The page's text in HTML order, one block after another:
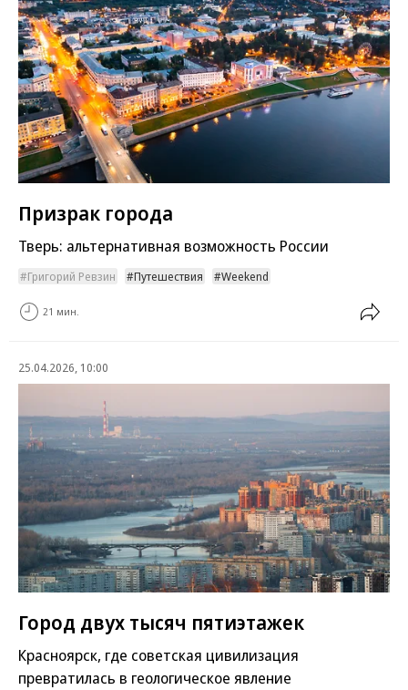
Призрак города
Тверь: альтернативная возможность России
Григорий Ревзин Путешествия Weekend
21 мин.
25.04.2026, 10:00
Город двух тысяч пятиэтажек
Красноярск, где советская цивилизация
превратилась в геологическое явление